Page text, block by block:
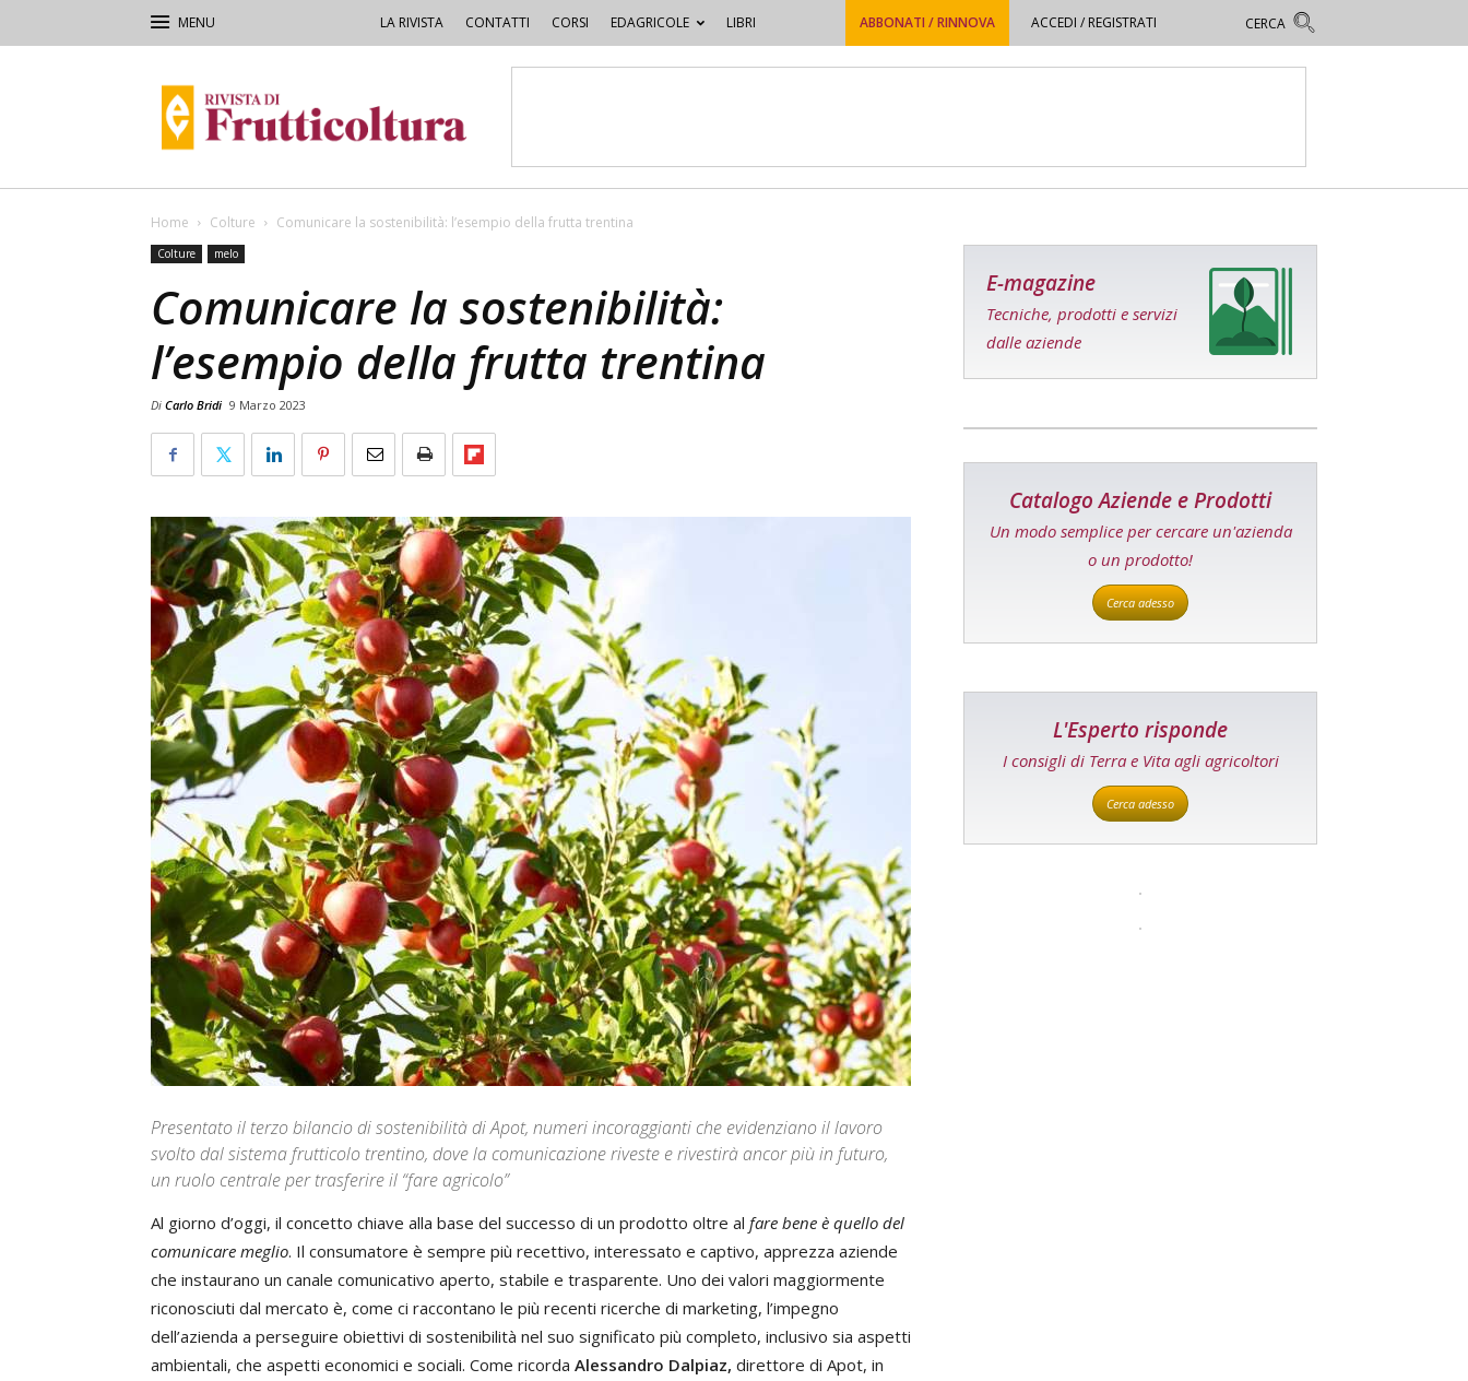
LA RIVISTA CONTATTI CORSI EDAGRICOLE LIBRI ABBONATI / RINNOVA ACCEDI / REGISTRATI
di
Frutticoltura
Home Colture Comunicare la sostenibilità: l’esempio della frutta trentina
Colture melo
Comunicare la sostenibilità:
l’esempio della frutta trentina
Di Carlo Bridi 9 Marzo 2023
Presentato il terzo bilancio di sostenibilità di Apot, numeri incoraggianti che evidenziano il lavoro
svolto dal sistema frutticolo trentino, dove la comunicazione riveste e rivestirà ancor più in futuro,
un ruolo centrale per trasferire il “fare agricolo”
Al giorno d’oggi, il concetto chiave alla base del successo di un prodotto oltre al fare bene è quello del
comunicare meglio. Il consumatore è sempre più recettivo, interessato e captivo, apprezza aziende
che instaurano un canale comunicativo aperto, stabile e trasparente. Uno dei valori maggiormente
riconosciuti dal mercato è, come ci raccontano le più recenti ricerche di marketing, l’impegno
dell’azienda a perseguire obiettivi di sostenibilità nel suo significato più completo, inclusivo sia aspetti
ambientali, che aspetti economici e sociali. Come ricorda Alessandro Dalpiaz, direttore di Apot, in
E-magazine
Tecniche, prodotti e servizi
dalle aziende
Catalogo Aziende e Prodotti
Un modo semplice per cercare un'azienda
o un prodotto!
Cerca adesso
L'Esperto risponde
I consigli di Terra e Vita agli agricoltori
Cerca adesso